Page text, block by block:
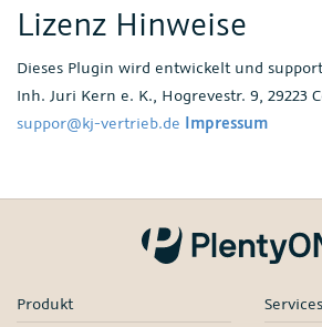
Lizenz Hinweise
Dieses Plugin wird entwickelt und
Inh. Juri Kern e. K., Hogrevestr. 9, 29223
suppor@kj-vertrieb.de Impressum
Produkt
Services